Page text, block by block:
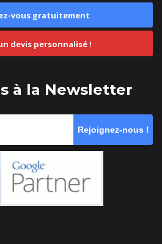
vous gratuitement
devis personnalisé !
à la Newsletter
Rejoignez-nous !